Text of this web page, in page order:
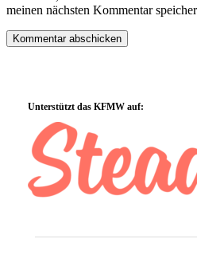
meinen nächsten Kommentar
Sidebar
Unterstützt das KFMW auf: